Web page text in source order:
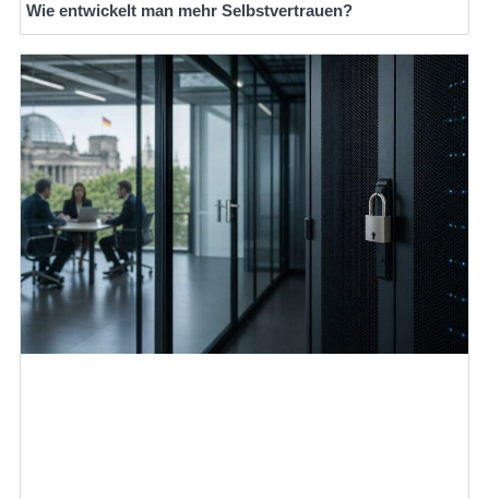
Wie entwickelt man mehr Selbstvertrauen?